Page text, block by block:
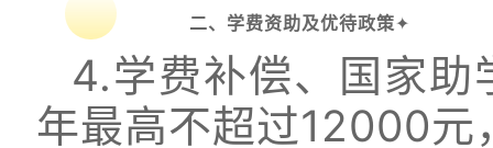
二、学费资助及优待政策✦
4.学费补偿、国家助
年最高不超过12000